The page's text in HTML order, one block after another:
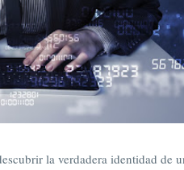
la verdadera identidad de